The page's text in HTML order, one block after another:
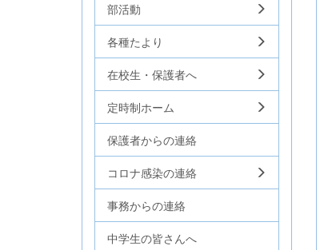
部活動
各種たより
在校生・保護者へ
定時制ホーム
保護者からの連絡
コロナ感染の連絡
事務からの連絡
中学生の皆さんへ